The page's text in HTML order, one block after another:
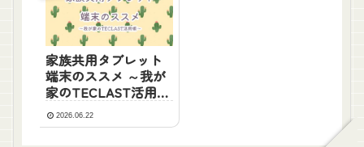
家族共用タブレット
端末のススメ ～我が
家のTECLAST活用術
～2026.06.22